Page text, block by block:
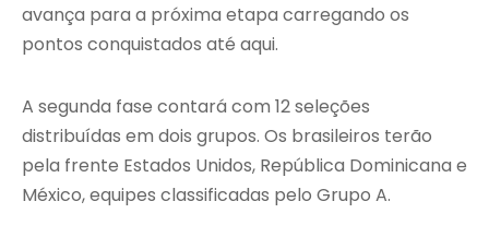
avança para a próxima etapa carregando os
pontos conquistados até aqui.
A segunda fase contará com 12 seleções
distribuídas em dois grupos. Os brasileiros terão
pela frente Estados Unidos, República Dominicana e
México, equipes classificadas pelo Grupo A.